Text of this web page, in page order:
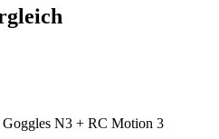
N3 + RC Motion 3